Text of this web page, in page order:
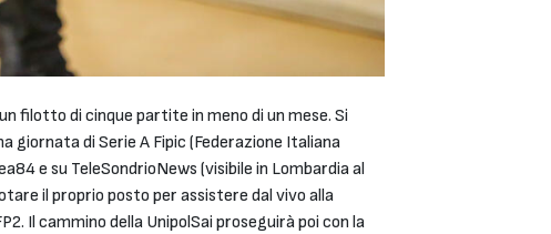
filotto di cinque partite in meno di un mese. Si
giornata di Serie A Fipic (Federazione Italiana
e su TeleSondrioNews (visibile in Lombardia al
il proprio posto per assistere dal vivo alla
Il cammino della UnipolSai proseguirà poi con la